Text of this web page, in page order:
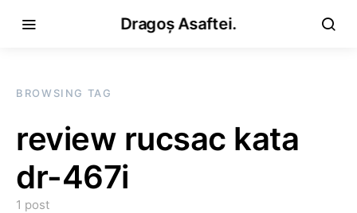
Dragoș Asaftei.
BROWSING TAG
review rucsac kata
dr-467i
1 post